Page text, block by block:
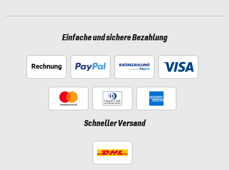
Einfache und sichere Bezahlung
Schneller Versand